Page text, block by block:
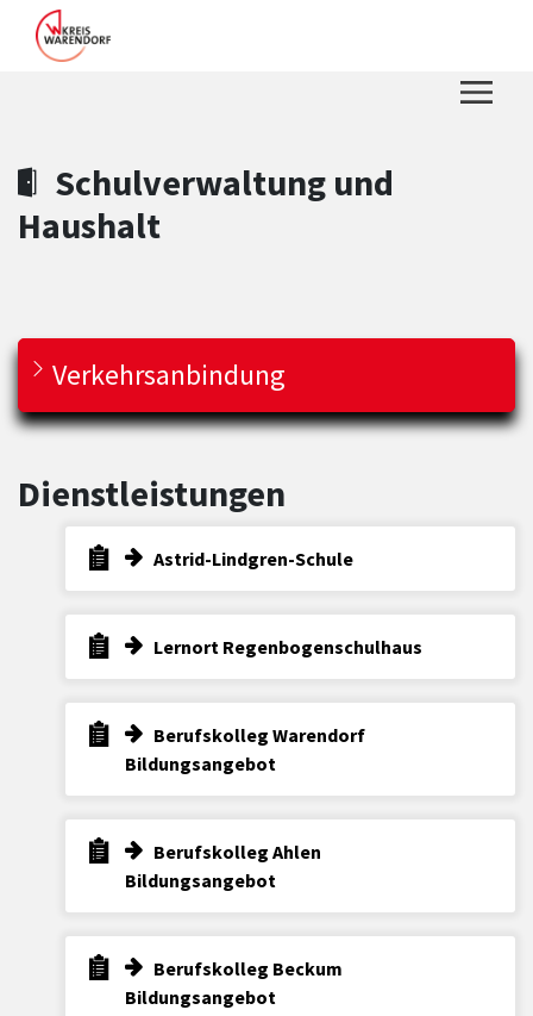
Zum Header
Zum Hauptinhalt
Zum Footer
Zum Hauptinhalt springen
Schulverwaltung und
Haushalt
Verkehrsanbindung
Dienstleistungen
Astrid-Lindgren-Schule
Lernort Regenbogenschulhaus
Berufskolleg Warendorf
Bildungsangebot
Berufskolleg Ahlen
Bildungsangebot
Berufskolleg Beckum
Bildungsangebot